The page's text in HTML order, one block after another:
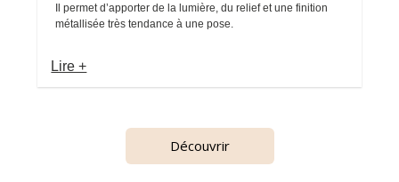
Il permet d’apporter de la lumière, du relief et une finition
métallisée très tendance à une pose.
Lire +
Découvrir